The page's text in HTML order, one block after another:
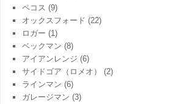
ペコス (9)
オックスフォード (22)
ロガー (1)
ベックマン (8)
アイアンレンジ (6)
サイドゴア（ロメオ）
(2)
ラインマン (6)
ガレージマン (3)